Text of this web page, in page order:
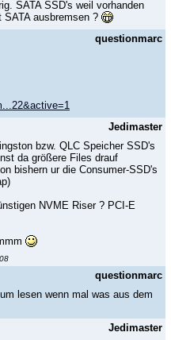
SATA SSD's weil vorhanden
ausbremsen ?
questionmarc
Jedimaster
bzw. QLC Speicher SSD's
da größere Files drauf
bishern ur die Consumer-SSD's
NVME Riser ? PCI-E
questionmarc
lesen wenn mal was aus dem
Jedimaster